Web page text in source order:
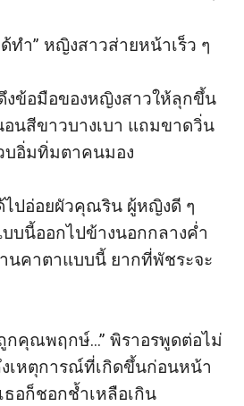
ทำ” หญิงสาวส่ายหน้าเร็ว ๆ
งข้อมือของหญิงสาวให้ลุกขึ้น
นสีขาวบางเบา แถมขาดวิ่น
บอิ่มทิ่มตาคนมอง
ไปอ่อยผัวคุณริน ผู้หญิงดี ๆ
บนี้ออกไปข้างนอกกลางค่ำ
นคาตาแบบนี้ ยากที่พัชระจะ
กคุณพฤกษ์...” พิราอรพูดต่อไม่
เหตุการณ์ที่เกิดขึ้นก่อนหน้า
อก็ชอกช้ำเหลือเกิน